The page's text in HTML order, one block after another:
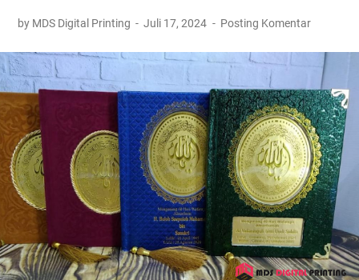
by MDS Digital Printing Juli 17, 2024 Posting Komentar